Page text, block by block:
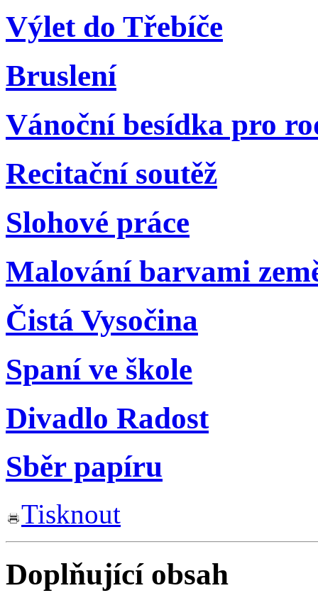
Výlet do Třebíče
Bruslení
Vánoční besídka pro
Recitační soutěž
Slohové práce
Malování barvami
Čistá Vysočina
Spaní ve škole
Divadlo Radost
Sběr papíru
Tisknout
Doplňující obsah